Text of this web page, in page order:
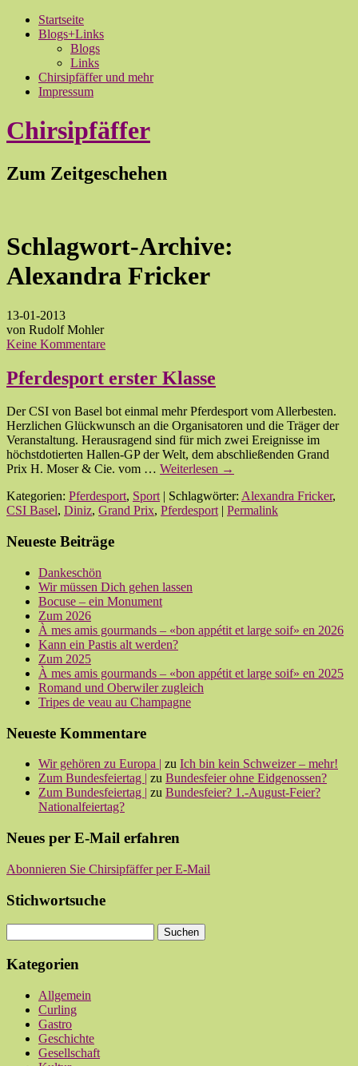
Startseite
Blogs+Links
Blogs
Links
Chirsipfäffer und mehr
Impressum
Chirsipfäffer
Zum Zeitgeschehen
Schlagwort-Archive:
Alexandra Fricker
13-01-2013
von Rudolf Mohler
Keine Kommentare
Pferdesport erster Klasse
Der CSI von Basel bot einmal mehr Pferdesport vom Allerbesten.
Herzlichen Glückwunsch an die Organisatoren und die Träger der
Veranstaltung. Herausragend sind für mich zwei Ereignisse im
höchstdotierten Hallen-GP der Welt, dem abschließenden Grand
Prix H. Moser & Cie. vom … Weiterlesen →
Kategorien: Pferdesport, Sport| Schlagwörter: Alexandra Fricker,
CSI Basel, Diniz, Grand Prix, Pferdesport| Permalink
Neueste Beiträge
Dankeschön
Wir müssen Dich gehen lassen
Bocuse – ein Monument
Zum 2026
À mes amis gourmands – «bon appétit et large soif» en 2026
Kann ein Pastis alt werden?
Zum 2025
À mes amis gourmands – «bon appétit et large soif» en 2025
Romand und Oberwiler zugleich
Tripes de veau au Champagne
Neueste Kommentare
Wir gehören zu Europa | zu Ich bin kein Schweizer – mehr!
Zum Bundesfeiertag | zu Bundesfeier ohne Eidgenossen?
Zum Bundesfeiertag | zu Bundesfeier? 1.-August-Feier?
Nationalfeiertag?
Neues per E-Mail erfahren
Abonnieren Sie Chirsipfäffer per E-Mail
Stichwortsuche
Kategorien
Allgemein
Curling
Gastro
Geschichte
Gesellschaft